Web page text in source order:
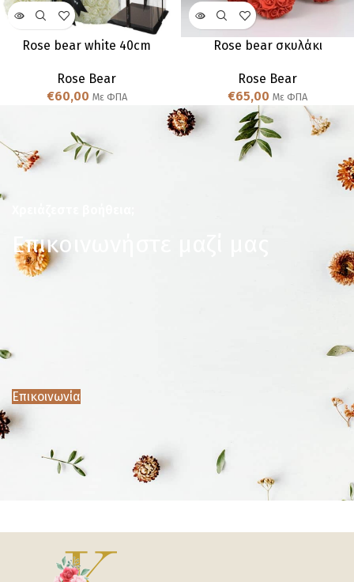
Rose bear white 40cm
Rose Bear
€60,00 Με ΦΠΑ
Rose bear σκυλάκι
Rose Bear
€65,00 Με ΦΠΑ
Επικοινωνήστε μαζί μας
Επικοινωνία